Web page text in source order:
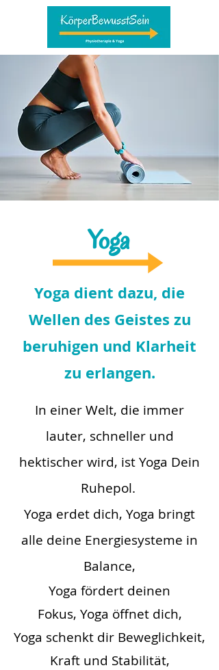
Yoga
Yoga dient dazu, die
Wellen des Geistes zu
beruhigen und Klarheit
zu erlangen.
​In einer Welt, die immer
lauter, schneller und
hektischer wird, ist Yoga Dein
Ruhepol.
Yoga erdet dich, Yoga bringt
alle deine Energiesysteme in
Balance,
Yoga fördert deinen
Fokus, Yoga öffnet dich,
Yoga schenkt dir Beweglichkeit,
Kraft und Stabilität,